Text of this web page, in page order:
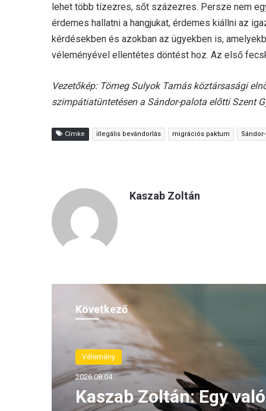
lehet több tízezres, sőt százezres. Persze nem
érdemes hallatni a hangjukat, érdemes kiállni az
kérdésekben és azokban az ügyekben is,
véleményével ellentétes döntést hoz. Az első
Vezetőkép: Tömeg Sulyok Tamás köztársasági
szimpátiatüntetésen a Sándor-palota előtti Szent
Címke illegális bevándorlás migrációs paktum
Kaszab Zoltán
Következő
Vélemény
2026.08.04.
Kaszab Zoltán: Egy